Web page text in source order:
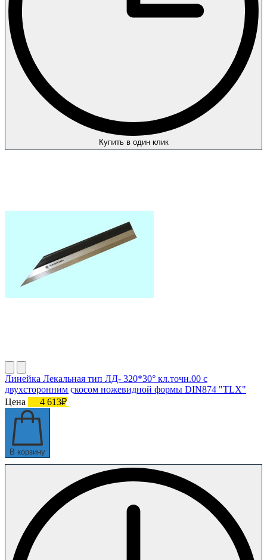
Купить в один клик
Линейка Лекальная тип ЛД- 320*30° кл.точн.00 с
двухсторонним скосом ножевидной формы DIN874 "TLX"
Цена
4 613₽
В корзину